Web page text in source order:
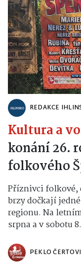
REDAKCE
Kultura a
konání 26.
folkového
Příznivci folkové,
brzy dočkají
regionu. Na
srpna a v sobotu
PEKLO